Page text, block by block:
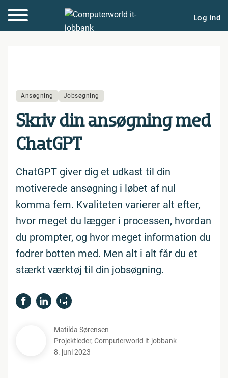
Log ind
Ansøgning Jobsøgning
Skriv din ansøgning med
ChatGPT
ChatGPT giver dig et udkast til din
motiverede ansøgning i løbet af nul
komma fem. Kvaliteten varierer alt efter,
hvor meget du lægger i processen, hvordan
du prompter, og hvor meget information du
fodrer botten med. Men alt i alt får du et
stærkt værktøj til din jobsøgning.
Matilda Sørensen
Projektleder, Computerworld it-jobbank
8. juni 2023